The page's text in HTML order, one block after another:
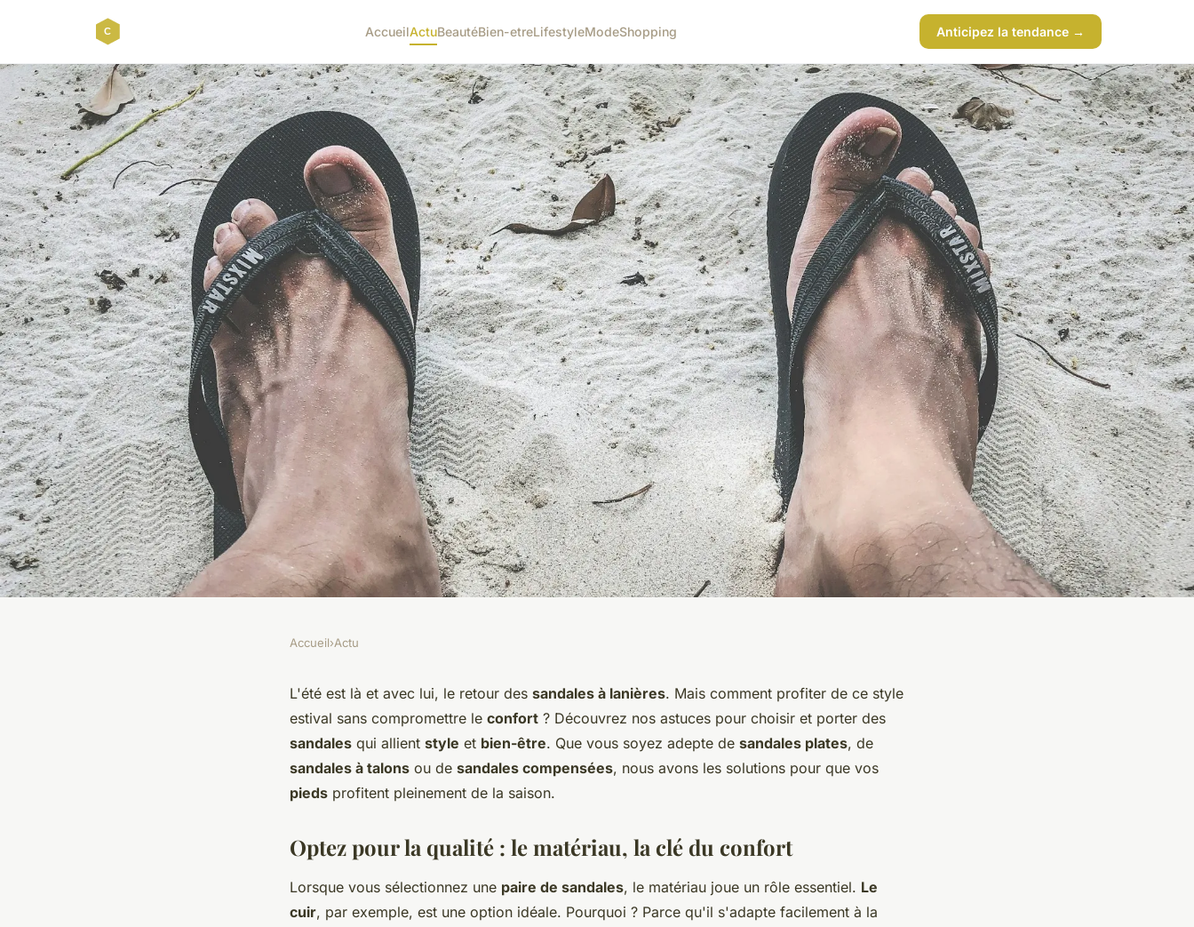
AccueilActuBeautéBien-etreLifestyleModeShopping Anticipez la tendance →
Quelles astuces pour porter des
sandales à lanières sans sacrifier le
Accueil›Actu
L'été est là et avec lui, le retour des sandales à lanières. Mais comment profiter de ce style
estival sans compromettre le confort ? Découvrez nos astuces pour choisir et porter des
sandales qui allient style et bien-être. Que vous soyez adepte de sandales plates, de
sandales à talons ou de sandales compensées, nous avons les solutions pour que vos
pieds profitent pleinement de la saison.
Optez pour la qualité : le matériau, la clé du confort
Lorsque vous sélectionnez une paire de sandales, le matériau joue un rôle essentiel. Le
cuir, par exemple, est une option idéale. Pourquoi ? Parce qu'il s'adapte facilement à la